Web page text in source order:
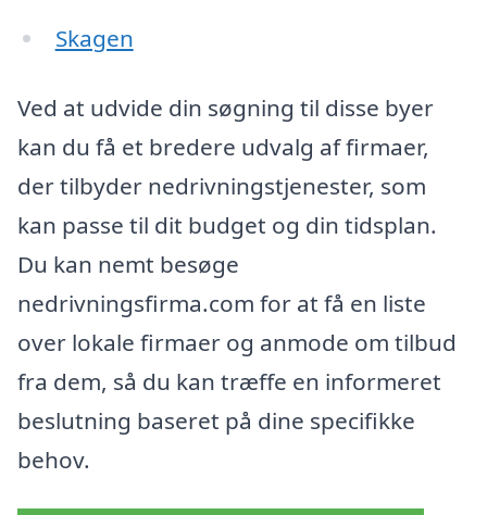
Skagen
Ved at udvide din søgning til disse byer
kan du få et bredere udvalg af firmaer,
der tilbyder nedrivningstjenester, som
kan passe til dit budget og din tidsplan.
Du kan nemt besøge
nedrivningsfirma.com for at få en liste
over lokale firmaer og anmode om tilbud
fra dem, så du kan træffe en informeret
beslutning baseret på dine specifikke
behov.